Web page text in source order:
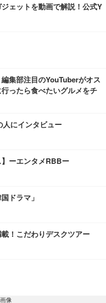
ジェットを動画で解説！公式Y
編集部注目のYouTuberがオス
ったら食べたいグルメをチ
人にインタビュー
】ーエンタメRBBー
ドラマ」
！こだわりデスクツアー
像